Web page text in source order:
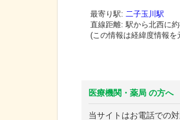
最寄り駅: 二子玉川駅
直線距離: 駅から北西に
(この情報は経緯度情報を
医療機関・薬局 の方へ
当サイトはお電話での